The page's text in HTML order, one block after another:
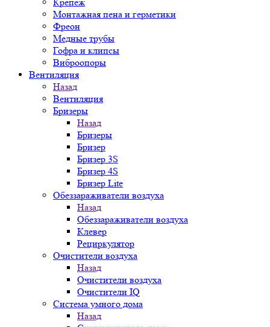
Монтажная пена и герметики
Фреон
Медные трубы
Гофра и клипсы
Виброопоры
Вентиляция
Назад
Вентиляция
Бризеры
Назад
Бризеры
Бризер
Бризер 3S
Бризер 4S
Бризер Lite
Обеззараживатели воздуха
Назад
Обеззараживатели воздуха
Клевер
Рециркулятор
Очистители воздуха
Назад
Очистители воздуха
Очистители IQ
Система умного дома
Назад